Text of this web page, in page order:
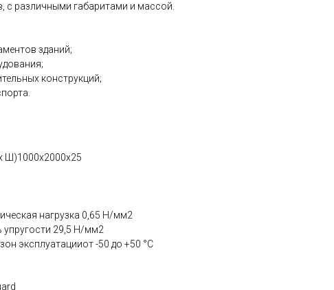
с различными габаритами и массой.
зданий;
конструкций;
Ш)1000х2000х25
нагрузка 0,65 Н/мм2
упругости 29,5 Н/мм2
эксплуатацииот -50 до +50 °C